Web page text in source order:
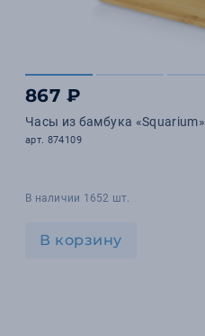
867 ₽
Часы из бамбука «Squarium»
арт. 874109
В наличии 1652 шт.
В корзину